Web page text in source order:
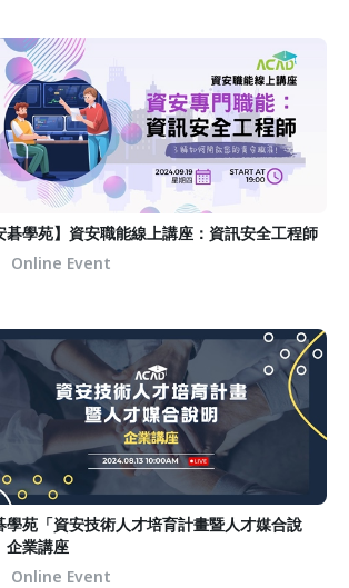
碁學苑】資安職能線上講座：資訊安全工程師
Online Event
學苑「資安技術人才培育計畫暨人才媒合說
企業講座
Online Event